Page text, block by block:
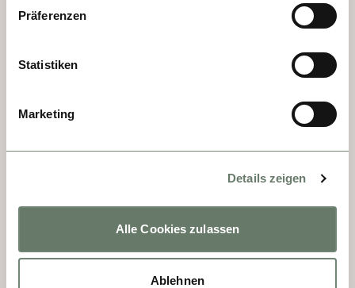
Präferenzen
Statistiken
Marketing
Details zeigen
Alle Cookies zulassen
Ablehnen
delta del Ródano.
DÍA 3 - TARASCON